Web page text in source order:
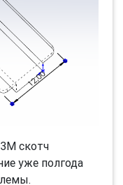
скотч
уже полгода